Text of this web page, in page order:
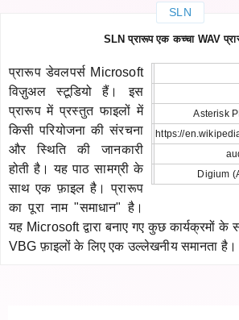
SLN
SLN प्रारूप एक कच्चा WAV
Asterisk
https://
Digium
प्रारूप डेवलपर्स Microsoft
विज़ुअल स्टूडियो हैं। इस
प्रारूप में प्रस्तुत फाइलों में
किसी परियोजना की संरचना
और स्थिति की जानकारी
होती है। यह पाठ सामग्री के
साथ एक फ़ाइल है। प्रारूप
का पूरा नाम "समाधान" है।
यह Microsoft द्वारा बनाए गए कुछ कार्यक्रमों
VBG फ़ाइलों के लिए एक उल्लेखनीय समानता है।